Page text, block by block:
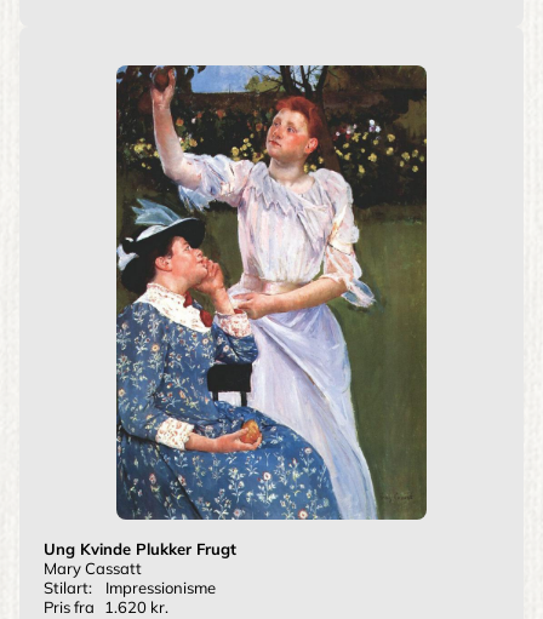
Ung Kvinde Plukker Frugt
Mary Cassatt
Stilart:
Impressionisme
Pris fra
1.620 kr.